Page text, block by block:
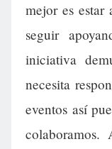
mejor es estar
seguir
iniciativa
necesita
eventos así
colaboramos.